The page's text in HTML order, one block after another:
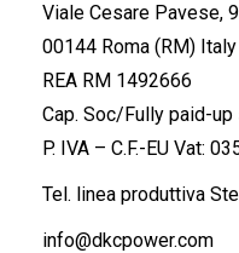
Viale Cesare Pavese, 9
00144 Roma (RM)
REA RM 1492666
Cap. Soc/Fully paid-up
P. IVA – C.F.-EU Vat:
Tel. linea produttiva
info@dkcpower.com